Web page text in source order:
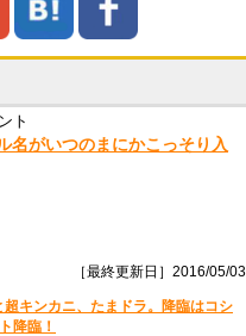
ト
名がいつのまにかこっそり入
［最終更新日］2016/05/03
キンカニ、たまドラ。降臨はコシ
降臨！